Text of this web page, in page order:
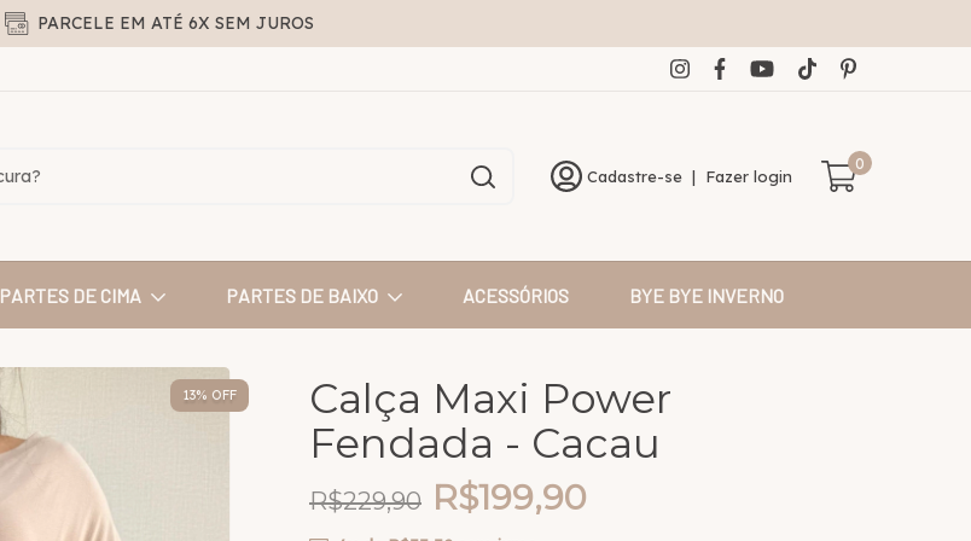
PARCELE EM ATÉ 6X SEM JUROS
Cadastre-se | Fazer login
0
PARTES DE CIMA PARTES DE BAIXO ACESSÓRIOS BYE BYE INVERNO
13% OFF
Calça Maxi Power
Fendada - Cacau
R$229,90 R$199,90